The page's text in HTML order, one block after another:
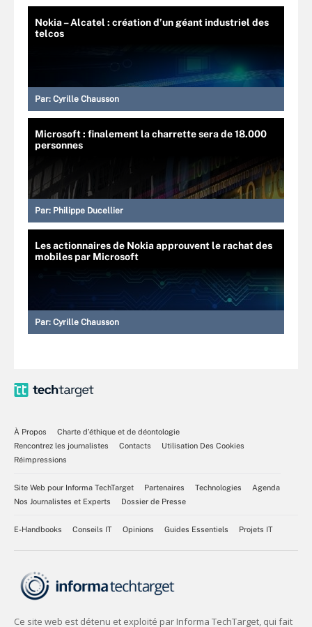
Nokia – Alcatel : création d’un géant industriel des
telcos
Par: Cyrille Chausson
Microsoft : finalement la charrette sera de 18.000
personnes
Par: Philippe Ducellier
Les actionnaires de Nokia approuvent le rachat des
mobiles par Microsoft
Par: Cyrille Chausson
À Propos
Charte d’éthique et de déontologie
Rencontrez les journalistes
Contacts
Utilisation Des Cookies
Réimpressions
Site Web pour Informa TechTarget Partenaires Technologies
Agenda
Nos Journalistes et Experts
Dossier de Presse
E-Handbooks Conseils IT Opinions Guides Essentiels Projets IT